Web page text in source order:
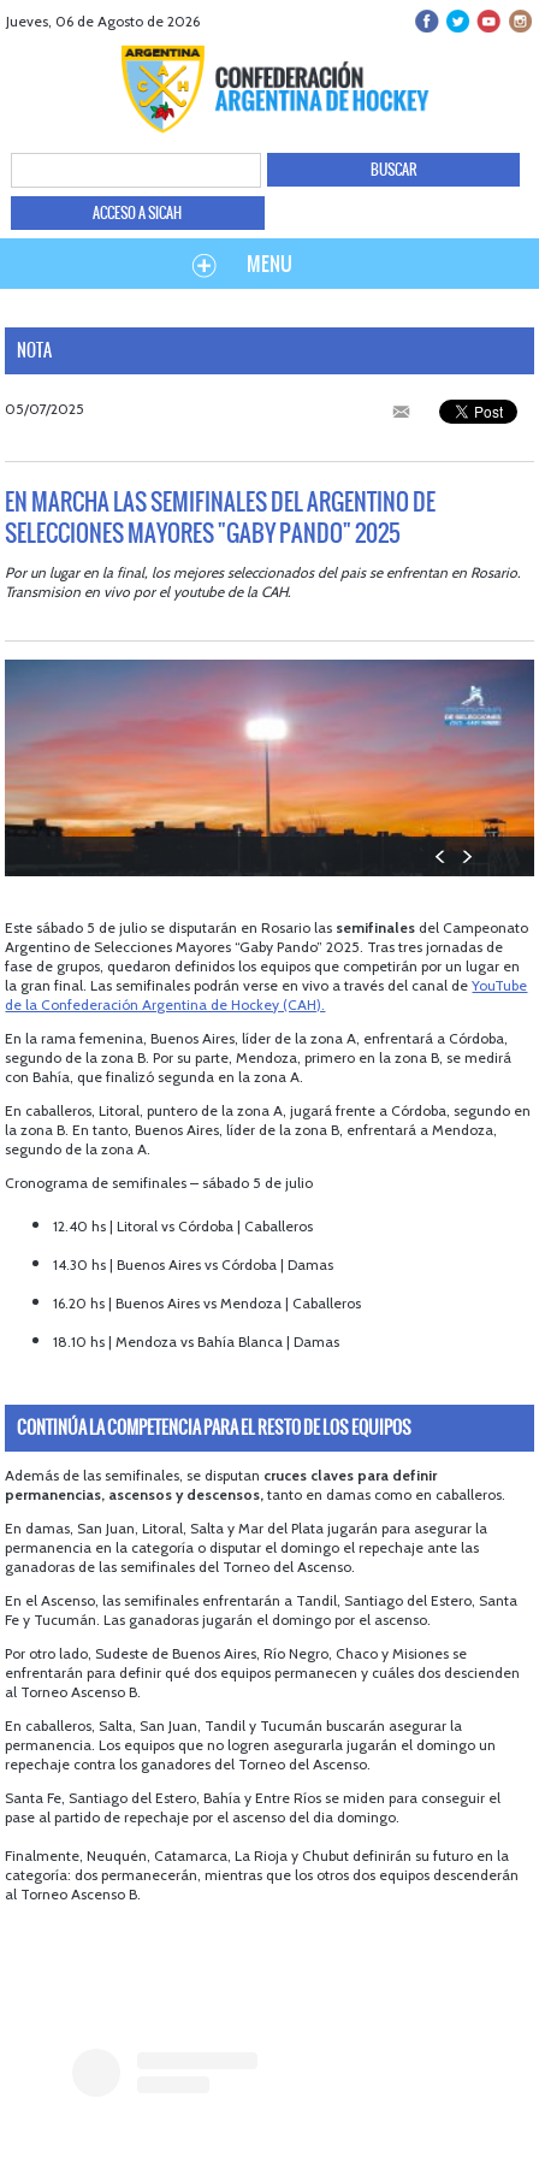
Jueves, 06 de Agosto de 2026
ACCESO A SICAH
MENU
NOTA
05/07/2025
EN MARCHA LAS SEMIFINALES DEL ARGENTINO DE
SELECCIONES MAYORES "GABY PANDO" 2025
Por un lugar en la final, los mejores seleccionados del pais se enfrentan en Rosario.
Transmision en vivo por el youtube de la CAH.
Este sábado 5 de julio se disputarán en Rosario las semifinales del Campeonato
Argentino de Selecciones Mayores “Gaby Pando” 2025. Tras tres jornadas de
fase de grupos, quedaron definidos los equipos que competirán por un lugar en
la gran final. Las semifinales podrán verse en vivo a través del canal deYouTube
de la Confederación Argentina de Hockey (CAH).
En la rama femenina, Buenos Aires, líder de la zona A, enfrentará a Córdoba,
segundo de la zona B. Por su parte, Mendoza, primero en la zona B, se medirá
con Bahía, que finalizó segunda en la zona A.
En caballeros, Litoral, puntero de la zona A, jugará frente a Córdoba, segundo en
la zona B. En tanto, Buenos Aires, líder de la zona B, enfrentará a Mendoza,
segundo de la zona A.
Cronograma de semifinales – sábado 5 de julio
12.40 hs | Litoral vs Córdoba | Caballeros
14.30 hs | Buenos Aires vs Córdoba | Damas
16.20 hs | Buenos Aires vs Mendoza | Caballeros
18.10 hs | Mendoza vs Bahía Blanca | Damas
CONTINÚA LA COMPETENCIA PARA EL RESTO DE LOS EQUIPOS
Además de las semifinales, se disputan cruces claves para definir
permanencias, ascensos y descensos, tanto en damas como en caballeros.
En damas, San Juan, Litoral, Salta y Mar del Plata jugarán para asegurar la
permanencia en la categoría o disputar el domingo el repechaje ante las
ganadoras de las semifinales del Torneo del Ascenso.
En el Ascenso, las semifinales enfrentarán a Tandil, Santiago del Estero, Santa
Fe y Tucumán. Las ganadoras jugarán el domingo por el ascenso.
Por otro lado, Sudeste de Buenos Aires, Río Negro, Chaco y Misiones se
enfrentarán para definir qué dos equipos permanecen y cuáles dos descienden
al Torneo Ascenso B.
En caballeros, Salta, San Juan, Tandil y Tucumán buscarán asegurar la
permanencia. Los equipos que no logren asegurarla jugarán el domingo un
repechaje contra los ganadores del Torneo del Ascenso.
Santa Fe, Santiago del Estero, Bahía y Entre Ríos se miden para conseguir el
pase al partido de repechaje por el ascenso del dia domingo.
Finalmente, Neuquén, Catamarca, La Rioja y Chubut definirán su futuro en la
categoría: dos permanecerán, mientras que los otros dos equipos descenderán
al Torneo Ascenso B.